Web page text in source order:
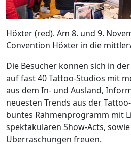
Höxter (red). Am 8. und 9.
Convention Höxter in die
Die Besucher können sich in
auf fast 40 Tattoo-Studios mit
aus dem In- und Ausland,
neuesten Trends aus der
buntes Rahmenprogramm mit
spektakulären Show-Acts,
Überraschungen freuen.